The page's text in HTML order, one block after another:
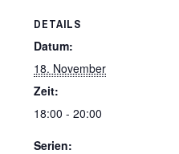
DETAILS
Datum:
18. November
Zeit:
18:00 - 20:00
Serien: